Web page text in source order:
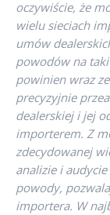
oczywiście, że
wielu sieciach
umów
powodów na
powinien wraz
precyzyjnie
dealerskiej i jej
importerem. Z
zdecydowanej
analizie i
powody,
importera. W